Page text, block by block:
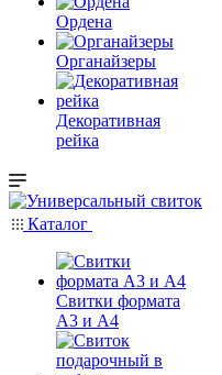
Ордена
Органайзеры
Декоративная
рейка
Каталог
Свитки формата
А3 и А4